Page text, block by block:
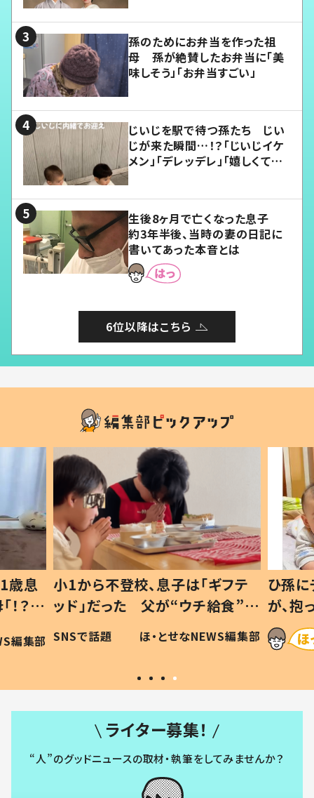
孫のためにお弁当を作った祖
母 孫が絶賛したお弁当に「美
味しそう」「お弁当すごい」
じいじを駅で待つ孫たち じい
じが来た瞬間…！？「じいじイケ
メン」「デレッデレ」「嬉しくて可
生後8ヶ月で亡くなった息子
約3年半後、当時の妻の日記に
書いてあった本音とは
6位以降はこちら
フテ
食”を
編集部
ひ孫にデレデレな80歳じいじ
が、抱っこすると…ひ孫の反応に
「涙が出ました」「可愛くて仕方な
い」
ほ・とせなNEWS編集部
ライター募集！
“人”のグッドニュースの取材・執筆をしてみませんか？